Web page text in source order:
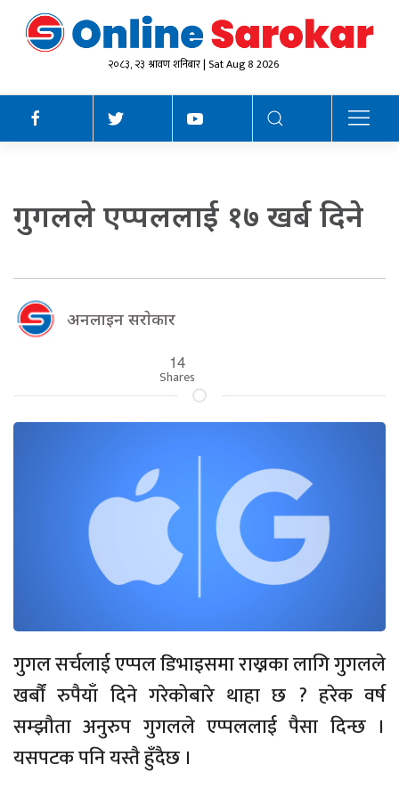
२०८३, २३ श्रावण शनिबार | Sat Aug 8 2026
गुगलले एप्पललाई १७ खर्ब दिने
अनलाइन सराेकार
14
Shares
गुगल सर्चलाई एप्पल डिभाइसमा राख्नका लागि गुगलले
खर्बौं रुपैयाँ दिने गरेकोबारे थाहा छ ? हरेक वर्ष
सम्झौता अनुरुप गुगलले एप्पललाई पैसा दिन्छ ।
यसपटक पनि यस्तै हुँदैछ ।